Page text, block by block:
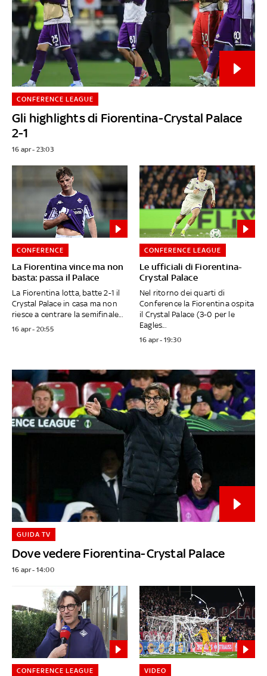
Gli highlights di Fiorentina-Crystal Palace
2-1
CONFERENCE LEAGUE
16 apr - 23:03
La Fiorentina vince ma non
basta: passa il Palace
CONFERENCE
La Fiorentina lotta, batte 2-1 il
Crystal Palace in casa ma non
riesce a centrare la semifinale...
16 apr - 20:55
Le ufficiali di Fiorentina-
Crystal Palace
CONFERENCE LEAGUE
Nel ritorno dei quarti di
Conference la Fiorentina ospita
il Crystal Palace (3-0 per le
Eagles...
16 apr - 19:30
Dove vedere Fiorentina-Crystal Palace
GUIDA TV
16 apr - 14:00
CONFERENCE LEAGUE VIDEO